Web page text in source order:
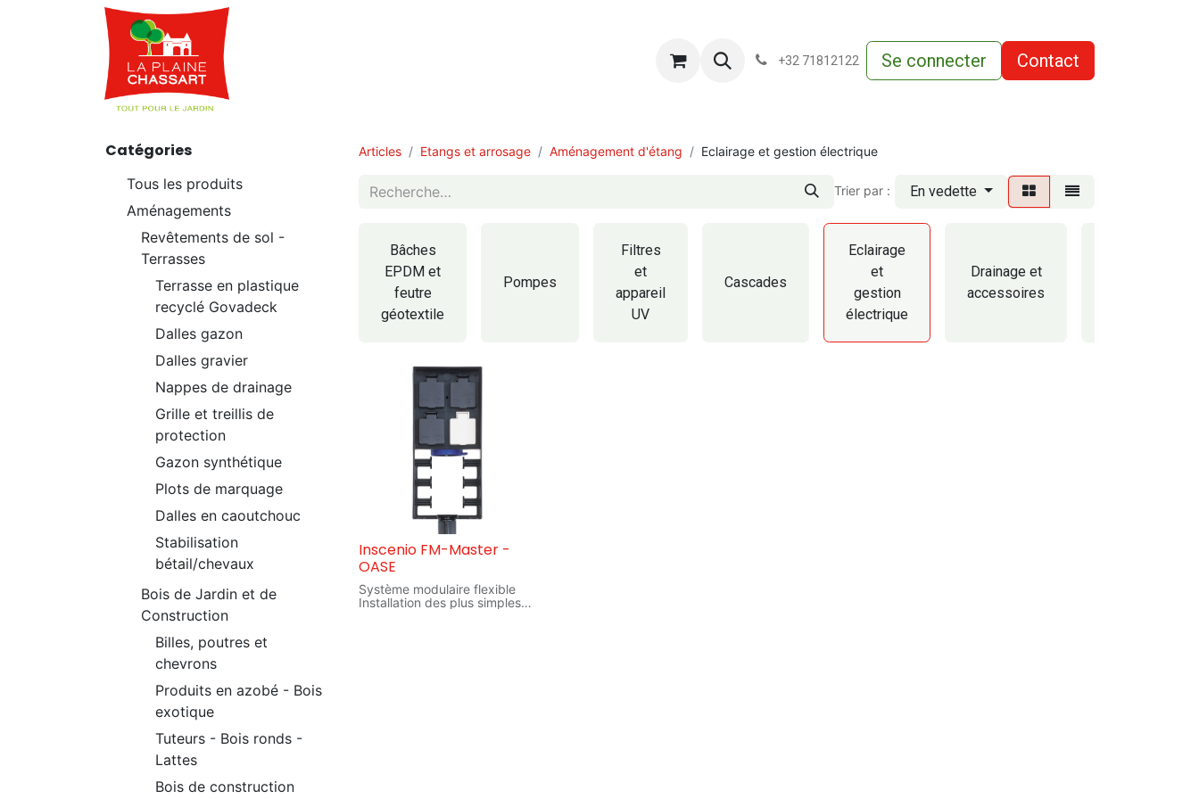
Conditions-generales-de-vente
+32 71812122 Se connecter Contact
Catégories
Tous les produits
Aménagements
Revêtements de sol -
Terrasses
Terrasse en plastique
recyclé Govadeck
Dalles gazon
Dalles gravier
Nappes de drainage
Grille et treillis de
protection
Gazon synthétique
Plots de marquage
Dalles en caoutchouc
Stabilisation
bétail/chevaux
Bois de Jardin et de
Construction
Billes, poutres et
chevrons
Produits en azobé - Bois
exotique
Tuteurs - Bois ronds -
Lattes
Bois de construction
Articles Etangs et arrosage Aménagement d'étang Eclairage et gestion électrique
Trier par : En vedette
Bâches
EPDM et
feutre
géotextile
Pompes
Filtres
et
appareil
UV
Cascades
Eclairage
et
gestion
électrique
Drainage et
accessoires
Inscenio FM-Master -
OASE
Système modulaire flexible
Installation des plus simples,